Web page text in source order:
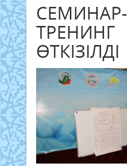
СЕМИНАР-
ТРЕНИНГ
ӨТКІЗІЛДІ